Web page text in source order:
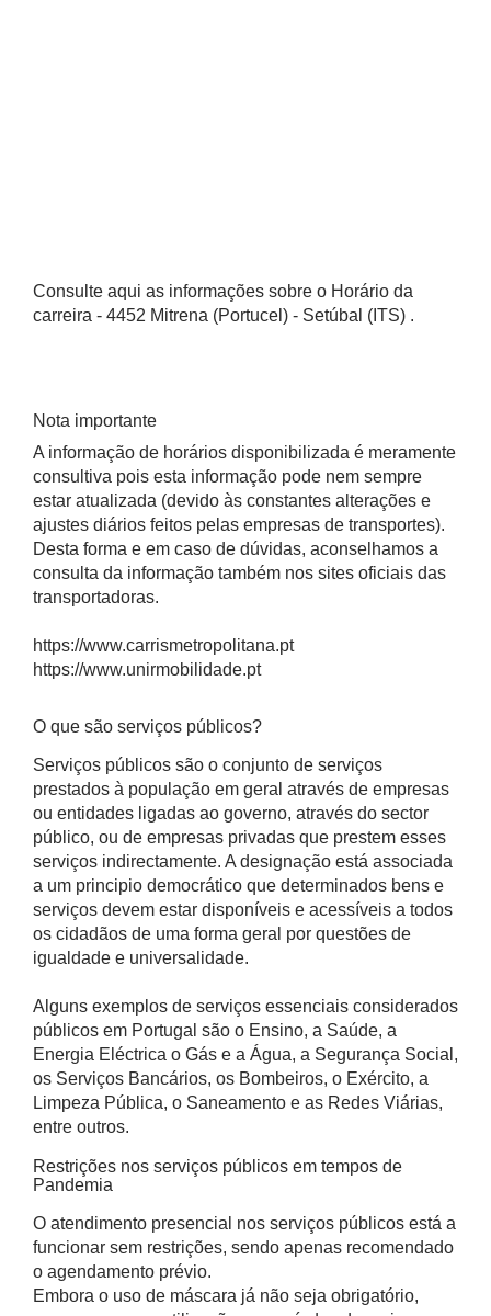
Consulte aqui as informações sobre o Horário da
carreira - 4452 Mitrena (Portucel) - Setúbal (ITS) .
Nota importante
A informação de horários disponibilizada é meramente
consultiva pois esta informação pode nem sempre
estar atualizada (devido às constantes alterações e
ajustes diários feitos pelas empresas de transportes).
Desta forma e em caso de dúvidas, aconselhamos a
consulta da informação também nos sites oficiais das
transportadoras.
https://www.carrismetropolitana.pt
https://www.unirmobilidade.pt
O que são serviços públicos?
Serviços públicos são o conjunto de serviços
prestados à população em geral através de empresas
ou entidades ligadas ao governo, através do sector
público, ou de empresas privadas que prestem esses
serviços indirectamente. A designação está associada
a um principio democrático que determinados bens e
serviços devem estar disponíveis e acessíveis a todos
os cidadãos de uma forma geral por questões de
igualdade e universalidade.
Alguns exemplos de serviços essenciais considerados
públicos em Portugal são o Ensino, a Saúde, a
Energia Eléctrica o Gás e a Água, a Segurança Social,
os Serviços Bancários, os Bombeiros, o Exército, a
Limpeza Pública, o Saneamento e as Redes Viárias,
entre outros.
Restrições nos serviços públicos em tempos de
Pandemia
O atendimento presencial nos serviços públicos está a
funcionar sem restrições, sendo apenas recomendado
o agendamento prévio.
Embora o uso de máscara já não seja obrigatório,